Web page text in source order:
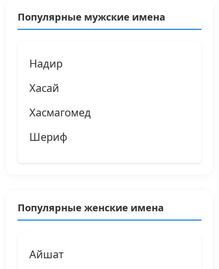
Популярные мужские имена
Надир
Хасай
Хасмагомед
Шериф
Популярные женские имена
Айшат